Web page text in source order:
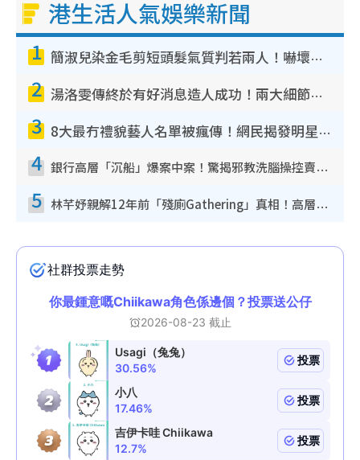
港生活人氣娛樂新聞
1 簡淑兒染金毛剪短頭髮氣質判若兩人！嚇壞老公麥大力都認唔出：「你做咩事？」
2 湯洛雯傳終於有好消息造人成功！兩大細節曝孕味極濃惹猜測：大肚婆先會咁！
3 8大最冇禮貌藝人名單被瘋傳！網民揭發明星真面目 一致數臭呢位係無品天花板？
4 銀行高層「沉船」爆案中案！驚揭邪教洗腦操控賣淫被吞600萬 幕後黑手講多錯多
5 林芊妤親解12年前「殘廁Gathering」真相！高層解約一句話重創尊嚴至今拒返TVB